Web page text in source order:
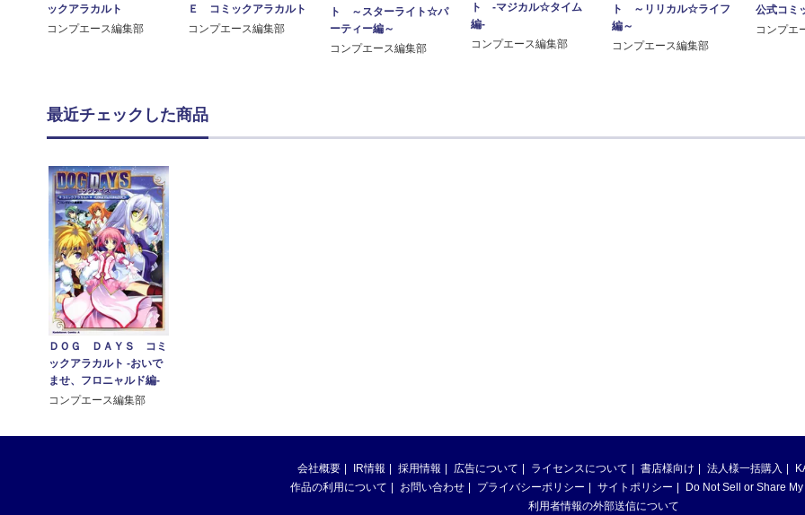
ックアラカルト
コンプエース編集部
Ｅ コミックアラカルト
コンプエース編集部
ト ～スターライト☆パ
ーティー編～
コンプエース編集部
ト ‐マジカル☆タイム
編‐
コンプエース編集部
ト ～リリカル☆ライフ
編～
コンプエース編集部
公式コミ
コンプエ
最近チェックした商品
ＤＯＧ ＤＡＹＳ コミ
ックアラカルト ‐おいで
ませ、フロニャルド編‐
コンプエース編集部
会社概要 IR情報 採用情報 広告について ライセンスについて 書店様向け 法人様一括購入
作品の利用について
お問い合わせ プライバシーポリシー サイトポリシー
Do Not Sell or Share
利用者情報の外部送信について